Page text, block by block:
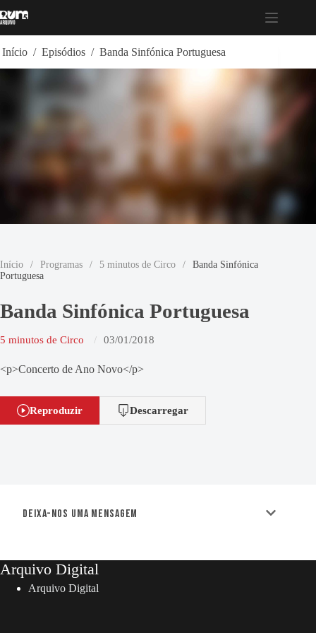
para
Início / Episódios / Banda Sinfónica Portuguesa
Início / Programas / 5 minutos de Circo /
Banda Sinfónica
Portuguesa
Banda Sinfónica Portuguesa
5 minutos de Circo 03/01/2018
<p>Concerto de Ano Novo</p>
Reproduzir Descarregar
Deixa-nos uma mensagem
Arquivo Digital
Arquivo Digital